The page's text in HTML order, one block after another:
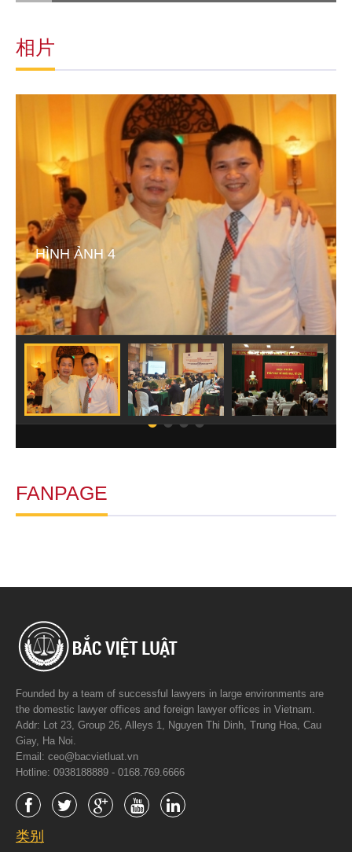
相片
HÌNH ẢNH 4
FANPAGE
Founded by a team of successful lawyers in large environments are
the domestic lawyer offices and foreign lawyer offices in Vietnam.
Addr: Lot 23, Group 26, Alleys 1, Nguyen Thi Dinh, Trung Hoa, Cau
Giay, Ha Noi.
Email: ceo@bacvietluat.vn
Hotline: 0938188889 - 0168.769.6666
类别